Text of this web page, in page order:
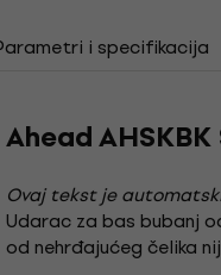
i specifikacija
Ahead
Ovaj tekst je
Udarac za bas bubanj
od nehrđajućeg čelika